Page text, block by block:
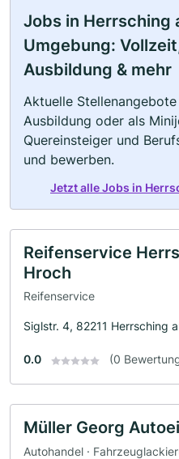
Jobs in Herrsching
Umgebung:
Ausbildung & mehr
Aktuelle
Ausbildung oder als
Quereinsteiger und
und bewerben.
Jetzt alle Jobs in
Reifenservice
Hroch
Reifenservice
Siglstr. 4, 82211 Herrsching
0.0 (0
Müller Georg
Autohandel ·